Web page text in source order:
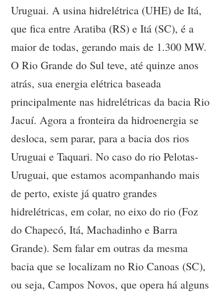
Uruguai. A usina hidrelétrica (UHE) de Itá,
que fica entre Aratiba (RS) e Itá (SC), é a
maior de todas, gerando mais de 1.300 MW.
O Rio Grande do Sul teve, até quinze anos
atrás, sua energia elétrica baseada
principalmente nas hidrelétricas da bacia Rio
Jacuí. Agora a fronteira da hidroenergia se
desloca, sem parar, para a bacia dos rios
Uruguai e Taquari. No caso do rio Pelotas-
Uruguai, que estamos acompanhando mais
de perto, existe já quatro grandes
hidrelétricas, em colar, no eixo do rio (Foz
do Chapecó, Itá, Machadinho e Barra
Grande). Sem falar em outras da mesma
bacia que se localizam no Rio Canoas (SC),
ou seja, Campos Novos, que opera há alguns